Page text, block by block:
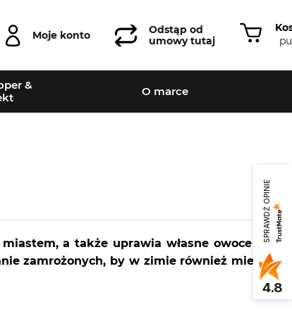
Moje konto
Odstąp od
umowy tutaj
&
O marce
a także uprawia własne owoce i
zamrożonych, by w zimie również mieć
SPRAWDŹ OPINIE
4.8